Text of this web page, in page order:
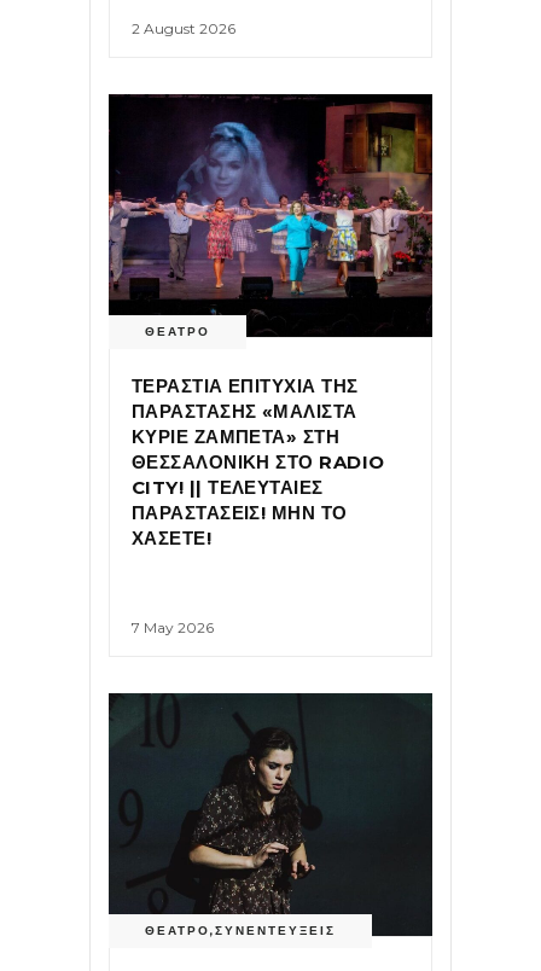
2 August 2026
ΘΕΑΤΡΟ
ΤΕΡΑΣΤΙΑ ΕΠΙΤΥΧΙΑ ΤΗΣ
ΠΑΡΑΣΤΑΣΗΣ «ΜΑΛΙΣΤΑ
ΚΥΡΙΕ ΖΑΜΠΕΤΑ» ΣΤΗ
ΘΕΣΣΑΛΟΝΙΚΗ ΣΤΟ RADIO
CITY! || ΤΕΛΕΥΤΑΙΕΣ
ΠΑΡΑΣΤΑΣΕΙΣ! ΜΗΝ ΤΟ
ΧΑΣΕΤΕ!
7 May 2026
ΘΕΑΤΡΟ,ΣΥΝΕΝΤΕΥΞΕΙΣ